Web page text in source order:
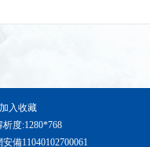
加入收藏
度:1280*768
備11040102700061